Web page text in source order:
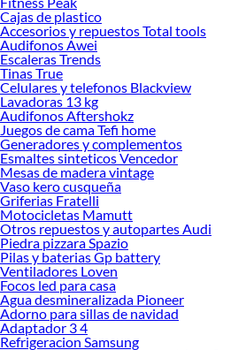
Conoce más sobre sus beneficios y elige la cocina
más práctico y atractivo.
Refrigeradora
Ventilador
Aire acondicionado
Aire acondicionado portatil
Deshumedecedor
Cocinas
Licuadora
Freidora de aire
Cafetera
Lavadora
Microondas
Frigobar
Aspiradora
Dispensador de agua
Campana de cocina
Cocina electrica
Cocina empotrable
Secadora de ropa
Lavaseca
Cajas de plastico
Accesorios y repuestos Total tools
Audifonos Awei
Escaleras Trends
Tinas True
Celulares y telefonos Blackview
Lavadoras 13 kg
Audifonos Aftershokz
Juegos de cama Tefi home
Generadores y complementos
Esmaltes sinteticos Vencedor
Mesas de madera vintage
Vaso kero cusqueña
Griferias Fratelli
Motocicletas Mamutt
Otros repuestos y autopartes Audi
Piedra pizzara Spazio
Pilas y baterias Gp battery
Ventiladores Loven
Focos led para casa
Agua desmineralizada Pioneer
Adorno para sillas de navidad
Adaptador 3 4
Refrigeracion Samsung